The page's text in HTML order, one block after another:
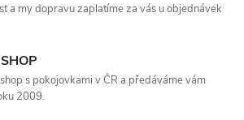
a my dopravu zaplatíme za vás u objednávek
s pokojovkami v ČR a předáváme vám
2009.